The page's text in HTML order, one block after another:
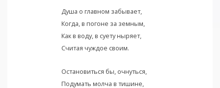
Душа о главном забывает,
Когда, в погоне за земным,
Как в воду, в суету ныряет,
Считая чуждое своим.
Остановиться бы, очнуться,
Подумать молча в тишине,